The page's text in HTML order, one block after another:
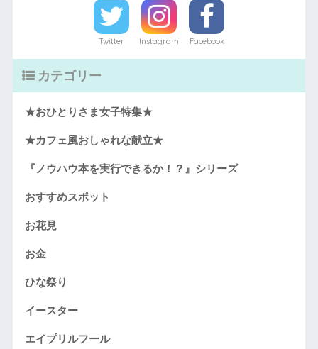
Twitter Instagram Facebook
カテゴリー
★おひとりさま女子特集★
★カフェ風おしゃれな献立★
『ノウハウ本を実行できるか！？』シリーズ
おすすめスポット
お花見
お金
ひな祭り
イースター
エイプリルフール